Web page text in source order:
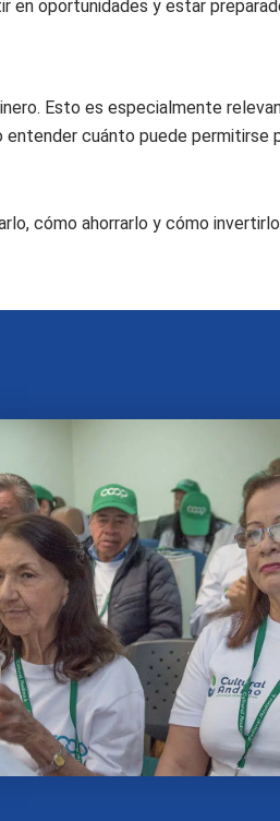
en oportunidades y estar
Esto es especialmente
cuánto puede permitirse
cómo ahorrarlo y cómo